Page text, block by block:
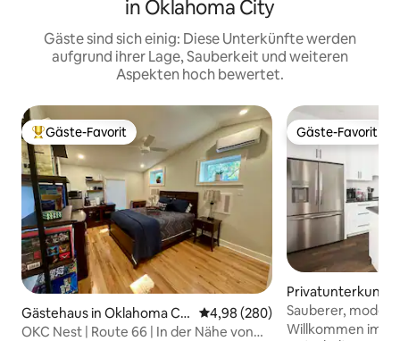
in Oklahoma City
Gäste sind sich einig: Diese Unterkünfte werden
aufgrund ihrer Lage, Sauberkeit und weiteren
Aspekten hoch bewertet.
Beliebter Gäste-Favorit.
Gäste-Favorit
Gästehaus in Oklahoma Cit
y
Durchschnittliche Bewertung:
4,98 (280)
OKC Nest | Route 66 | In der Nähe von
Gäste-Favorit
Gäste-Favorit
Privatunterkunft
ma City
Sauberer,
- Neubau in OKC!
Willkommen im